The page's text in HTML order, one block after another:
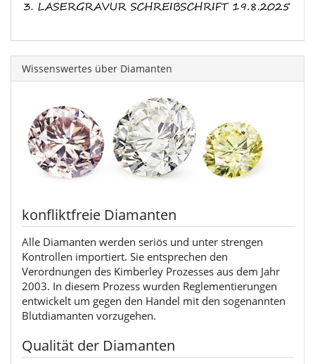
Wissenswertes über Diamanten
konfliktfreie Diamanten
Alle Diamanten werden seriös und unter strengen
Kontrollen importiert. Sie entsprechen den
Verordnungen des Kimberley Prozesses aus dem Jahr
2003. In diesem Prozess wurden Reglementierungen
entwickelt um gegen den Handel mit den sogenannten
Blutdiamanten vorzugehen.
Qualität der Diamanten